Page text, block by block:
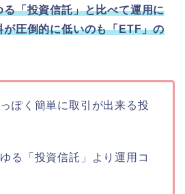
る「投資信託」と比べて運用に
が圧倒的に低いのも「ETF」の
ぽく簡単に取引が出来る投
る「投資信託」より運用コ